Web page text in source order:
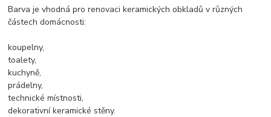
Barva je vhodná pro renovaci keramických obkladů v různých
částech domácnosti:
koupelny,
toalety,
kuchyně,
prádelny,
technické místnosti,
dekorativní keramické stěny.